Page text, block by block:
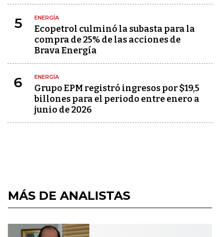
5 ENERGÍA
Ecopetrol culminó la subasta para la
compra de 25% de las acciones de
Brava Energía
6 ENERGÍA
Grupo EPM registró ingresos por $19,5
billones para el periodo entre enero a
junio de 2026
MÁS DE ANALISTAS